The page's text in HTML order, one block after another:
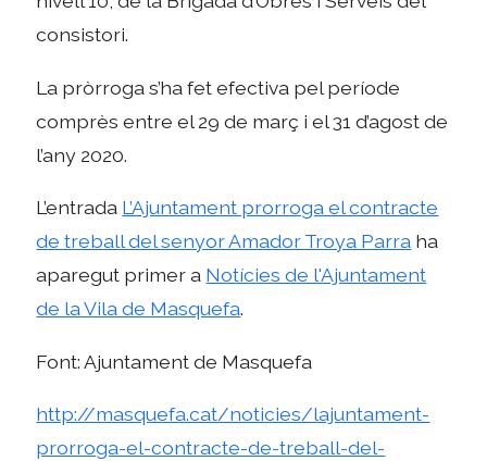
consistori.
La pròrroga s’ha fet efectiva pel període
comprès entre el 29 de març i el 31 d’agost de
l’any 2020.
L’entrada L’Ajuntament prorroga el contracte
de treball del senyor Amador Troya Parra ha
aparegut primer a Notícies de l'Ajuntament
de la Vila de Masquefa.
Font: Ajuntament de Masquefa
http://masquefa.cat/noticies/lajuntament-
prorroga-el-contracte-de-treball-del-